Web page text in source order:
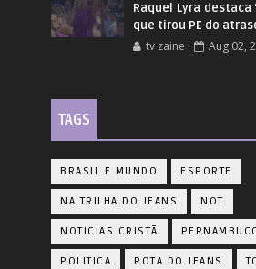
Raquel Lyra destaca
que tirou PE do
tv zaine Aug 02,
TAGS
BRASIL E MUNDO ESPORTE
NA TRILHA DO JEANS NOT
NOTICIAS CRISTÃ
POLITICA ROTA DO JEANS